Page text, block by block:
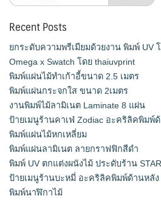
for:
Recent Posts
ยกระดับความพรีเมียมด้วยงาน พิมพ์ UV
Omega x Swatch โดย thaiuvprint
พิมพ์แผ่นไม้ทำเก้าอี้ขนาด 2.5 เมตร
พิมพ์แผ่นกระจกใส ขนาด 2เมตร
งานพิมพ์ไม้ลามิเนต Laminate 8 แผ่น
ป้ายเมนูร้านคาเฟ่ Zodiac อะคริลิคพิมพ์
พิมพ์แผ่นไม้หกเหลี่ยม
พิมพ์แผ่นลามิเนต ลายกราฟฟิกสีดำ
พิมพ์ UV ตกแต่งผนังไม้ ประดับร้าน
ป้ายเมนูร้านบะหมี่ อะคริลิคพิมพ์ด้านหลัง
พิมพ์นาฬิกาไม้